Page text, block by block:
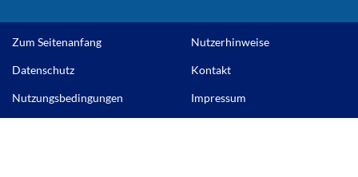
Zum Seitenanfang Nutzerhinweise
Datenschutz Kontakt
Nutzungsbedingungen Impressum